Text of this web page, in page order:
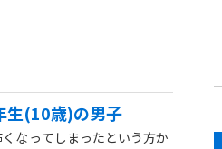
生(10歳)の男子
なってしまったという方か